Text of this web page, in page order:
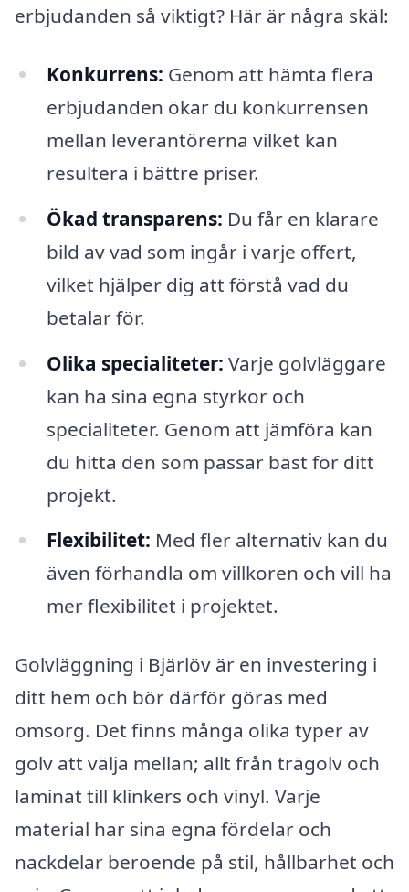
erbjudanden så viktigt? Här är några skäl:
Konkurrens: Genom att hämta flera
erbjudanden ökar du konkurrensen
mellan leverantörerna vilket kan
resultera i bättre priser.
Ökad transparens: Du får en klarare
bild av vad som ingår i varje offert,
vilket hjälper dig att förstå vad du
betalar för.
Olika specialiteter: Varje golvläggare
kan ha sina egna styrkor och
specialiteter. Genom att jämföra kan
du hitta den som passar bäst för ditt
projekt.
Flexibilitet: Med fler alternativ kan du
även förhandla om villkoren och vill ha
mer flexibilitet i projektet.
Golvläggning i Bjärlöv är en investering i
ditt hem och bör därför göras med
omsorg. Det finns många olika typer av
golv att välja mellan; allt från trägolv och
laminat till klinkers och vinyl. Varje
material har sina egna fördelar och
nackdelar beroende på stil, hållbarhet och